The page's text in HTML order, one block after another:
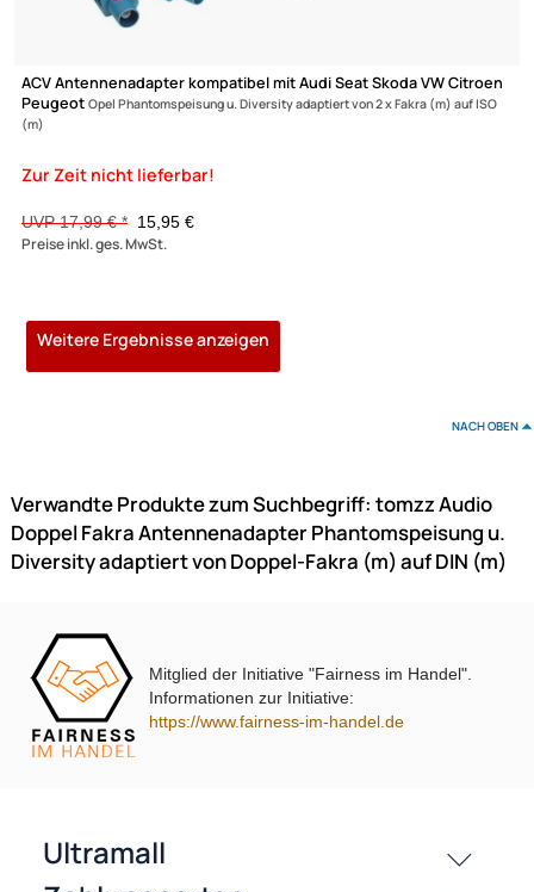
ACV Antennenadapter kompatibel mit Audi Seat Skoda VW
Peugeot
Opel Phantomspeisung u. Diversity adaptiert von 2 x Fakra (m) auf
UVP 17,99 € *15,95 €
Preise inkl. ges. MwSt.
ACV Antennenadapter kompatibel mit Audi Seat Skoda VW
Mitglied der Initiative "Fairness im Handel".
Informationen zur Initiative:
https://www.fairness-im-handel.de